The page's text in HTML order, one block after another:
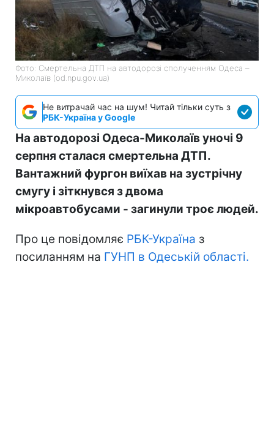
Фото: Смертельна ДТП на автодорозі сполученням Одеса –
Миколаїв (od.npu.gov.ua)
Не витрачай час на шум! Читай тільки суть з
РБК-Україна у Google
На автодорозі Одеса-Миколаїв уночі 9
серпня сталася смертельна ДТП.
Вантажний фургон виїхав на зустрічну
смугу і зіткнувся з двома
мікроавтобусами - загинули троє людей.
Про це повідомляє РБК-Україна з
посиланням на ГУНП в Одеській області.